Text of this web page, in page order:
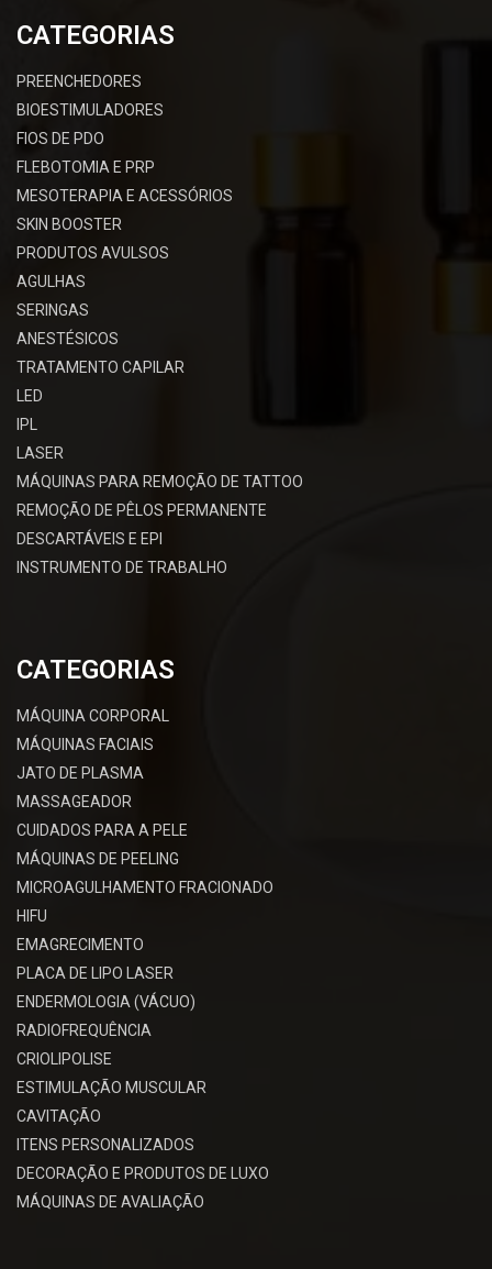
CATEGORIAS
PREENCHEDORES
BIOESTIMULADORES
FIOS DE PDO
FLEBOTOMIA E PRP
MESOTERAPIA E ACESSÓRIOS
SKIN BOOSTER
PRODUTOS AVULSOS
AGULHAS
SERINGAS
ANESTÉSICOS
TRATAMENTO CAPILAR
LED
IPL
LASER
MÁQUINAS PARA REMOÇÃO DE TATTOO
REMOÇÃO DE PÊLOS PERMANENTE
DESCARTÁVEIS E EPI
INSTRUMENTO DE TRABALHO
CATEGORIAS
MÁQUINA CORPORAL
MÁQUINAS FACIAIS
JATO DE PLASMA
MASSAGEADOR
CUIDADOS PARA A PELE
MÁQUINAS DE PEELING
MICROAGULHAMENTO FRACIONADO
HIFU
EMAGRECIMENTO
PLACA DE LIPO LASER
ENDERMOLOGIA (VÁCUO)
RADIOFREQUÊNCIA
CRIOLIPOLISE
ESTIMULAÇÃO MUSCULAR
CAVITAÇÃO
ITENS PERSONALIZADOS
DECORAÇÃO E PRODUTOS DE LUXO
MÁQUINAS DE AVALIAÇÃO